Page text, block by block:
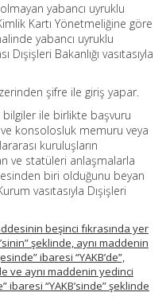
yabancı uyruklu
Kartı Yönetmeliğine göre
yabancı uyruklu
Bakanlığı vasıtasıyla
şifre ile giriş yapar.
bilgiler ile birlikte başvuru
konsolosluk memuru veya
kuruluşların
ve statüleri anlaşmalarla
biri olduğunu beyan
vasıtasıyla Dışişleri
beşinci fıkrasında yer
şeklinde, aynı maddenin
ibaresi “YAKB’de”,
ve aynı maddenin yedinci
ibaresi “YAKB’sinde” şeklinde